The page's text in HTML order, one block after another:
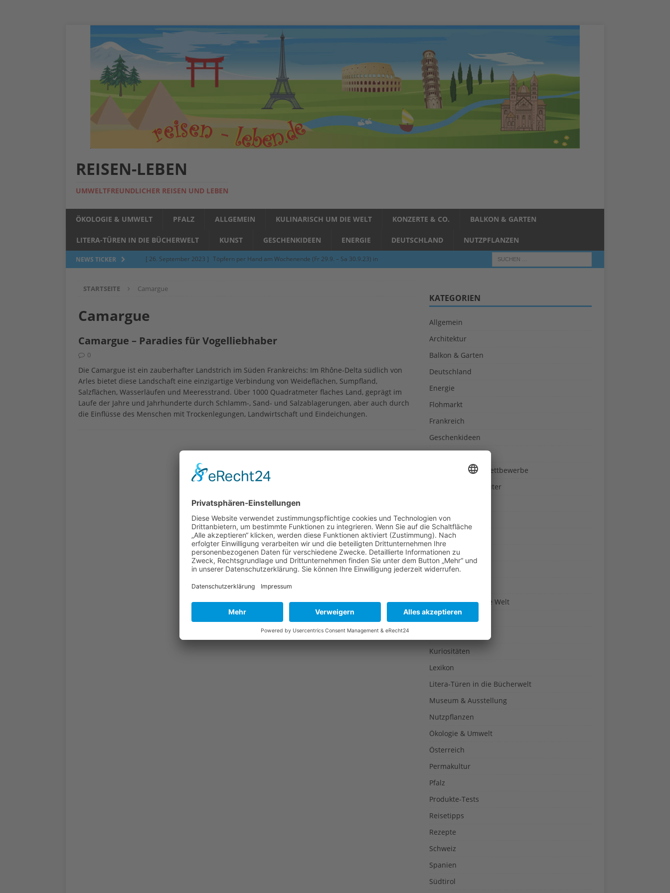
REISEN-LEBEN
UMWELTFREUNDLICHER REISEN UND LEBEN
ÖKOLOGIE & UMWELT PFALZ ALLGEMEIN KULINARISCH UM DIE WELT KONZERTE & CO. BALKON & GARTEN
LITERA-TÜREN IN DIE BÜCHERWELT KUNST GESCHENKIDEEN ENERGIE DEUTSCHLAND NUTZPFLANZEN
NEWS TICKER [ 26. September 2023 ] Töpfern per Hand am Wochenende (Fr 29.9. – Sa 30.9.23) in
[ 5. Juni 2023 ]
[ 24. März 2023 ] Töpfern per Hand am Abend in Limburgerhof
[ 12. Juni 2014 ]
Grasmilben (Herbstgrasmilben, Erntemilben) sind unterwegs: Das große
Jucken auf acht Beinen…
GESUNDHEIT
STARTSEITE Camargue
Camargue
Camargue – Paradies für Vogelliebhaber
0
Die Camargue ist ein zauberhafter Landstrich im Süden Frankreichs: Im Rhône-Delta südlich von
Arles bietet diese Landschaft eine einzigartige Verbindung von Weideflächen, Sumpfland,
Salzflächen, Wasserläufen und Meeresstrand. Über 1000 Quadratmeter flaches Land, geprägt im
Laufe der Jahre und Jahrhunderte durch Schlamm-, Sand- und Salzablagerungen, aber auch durch
die Einflüsse des Menschen mit Trockenlegungen, Landwirtschaft und Eindeichungen.
KATEGORIEN
Allgemein
Architektur
Balkon & Garten
Deutschland
Energie
Flohmarkt
Frankreich
Geschenkideen
Gewinnspiele & Wettbewerbe
Gewürze und Kräuter
Hochwasser
Ideen-Reich
Italien
Japan
Kulinarisch um die Welt
Kultur
Kuriositäten
Lexikon
Litera-Türen in die Bücherwelt
Museum & Ausstellung
Nutzpflanzen
Ökologie & Umwelt
Österreich
Permakultur
Pfalz
Produkte-Tests
Reisetipps
Rezepte
Schweiz
Spanien
Südtirol